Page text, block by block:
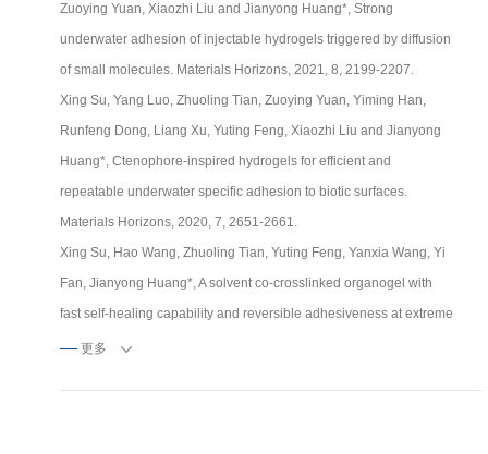
Zuoying Yuan, Xiaozhi Liu and Jianyong Huang*, Strong
underwater adhesion of injectable hydrogels triggered by diffusion
of small molecules. Materials Horizons, 2021, 8, 2199-2207.
Xing Su, Yang Luo, Zhuoling Tian, Zuoying Yuan, Yiming Han,
Runfeng Dong, Liang Xu, Yuting Feng, Xiaozhi Liu and Jianyong
Huang*, Ctenophore-inspired hydrogels for efficient and
repeatable underwater specific adhesion to biotic surfaces.
Materials Horizons, 2020, 7, 2651-2661.
Xing Su, Hao Wang, Zhuoling Tian, Yuting Feng, Yanxia Wang, Yi
Fan, Jianyong Huang*, A solvent co-crosslinked organogel with
fast self-healing capability and reversible adhesiveness at extreme
temperatures. ACS Applied Materials & Interfaces, 2020, 12(26),
更多